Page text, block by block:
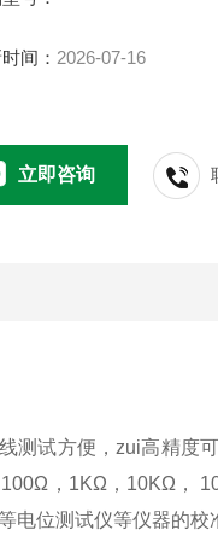
间： 2026-07-16
立即咨询
测试方便，zui高精度
，1KΩ，10KΩ，
电位测试仪等仪器的校